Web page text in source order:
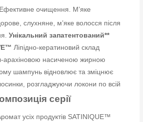
Ефективне очищення. М’яке
слухняне, м’яке волосся після
Унікальний запатентований**
Ліпідно-кератиновий склад
арахіновою насиченою жирною
шампунь відновлює та зміцнює
розгладжуючи локони по всій
серії
усіх продуктів SATINIQUE™